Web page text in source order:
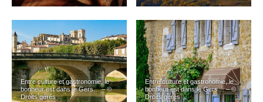
Entre culture et gastronomie, le
bonheur est dans le Gers… – ©
Droits gérés
Entre culture et gastronomie, le
bonheur est dans le Gers… – ©
Droits gérés